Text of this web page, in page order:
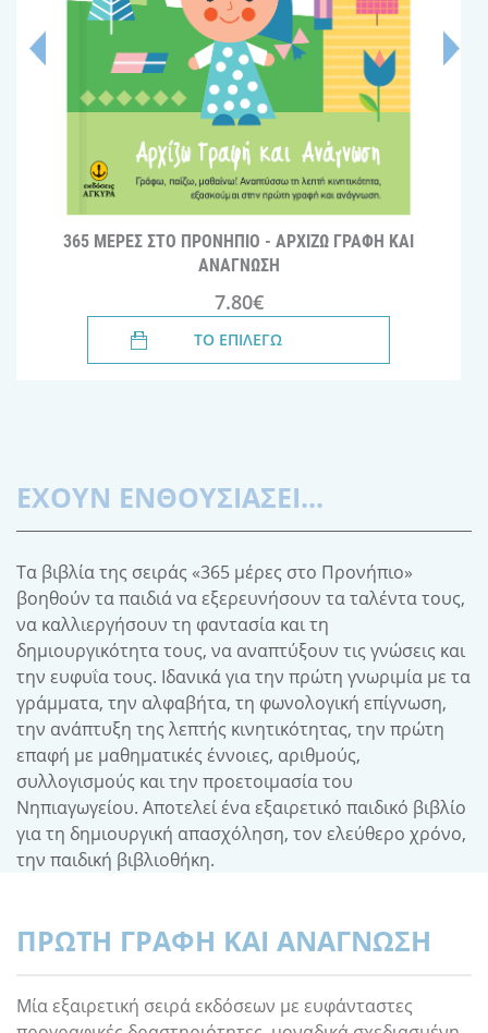
365 ΜΕΡΕΣ ΣΤΟ ΠΡΟΝΗΠΙΟ - ΑΡΧΙΖΩ ΓΡΑΦΗ ΚΑΙ
ΑΝΑΓΝΩΣΗ
7.80€
ΤΟ ΕΠΙΛΕΓΩ
ΕΧΟΥΝ ΕΝΘΟΥΣΙΑΣΕΙ...
Τα βιβλία της σειράς «365 μέρες στο Προνήπιο»
βοηθούν τα παιδιά να εξερευνήσουν τα ταλέντα τους,
να καλλιεργήσουν τη φαντασία και τη
δημιουργικότητα τους, να αναπτύξουν τις γνώσεις και
την ευφυΐα τους. Ιδανικά για την πρώτη γνωριμία με τα
γράμματα, την αλφαβήτα, τη φωνολογική επίγνωση,
την ανάπτυξη της λεπτής κινητικότητας, την πρώτη
επαφή με μαθηματικές έννοιες, αριθμούς,
συλλογισμούς και την προετοιμασία του
Νηπιαγωγείου. Αποτελεί ένα εξαιρετικό παιδικό βιβλίο
για τη δημιουργική απασχόληση, τον ελεύθερο χρόνο,
την παιδική βιβλιοθήκη.
ΠΡΩΤΗ ΓΡΑΦΗ ΚΑΙ ΑΝΑΓΝΩΣΗ
Μία εξαιρετική σειρά εκδόσεων με ευφάνταστες